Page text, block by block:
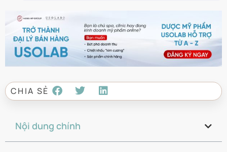
CHIA SẺ
Nội dung chính